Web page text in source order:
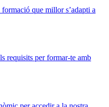
que millor s’adapti a
requisits per formar-te amb